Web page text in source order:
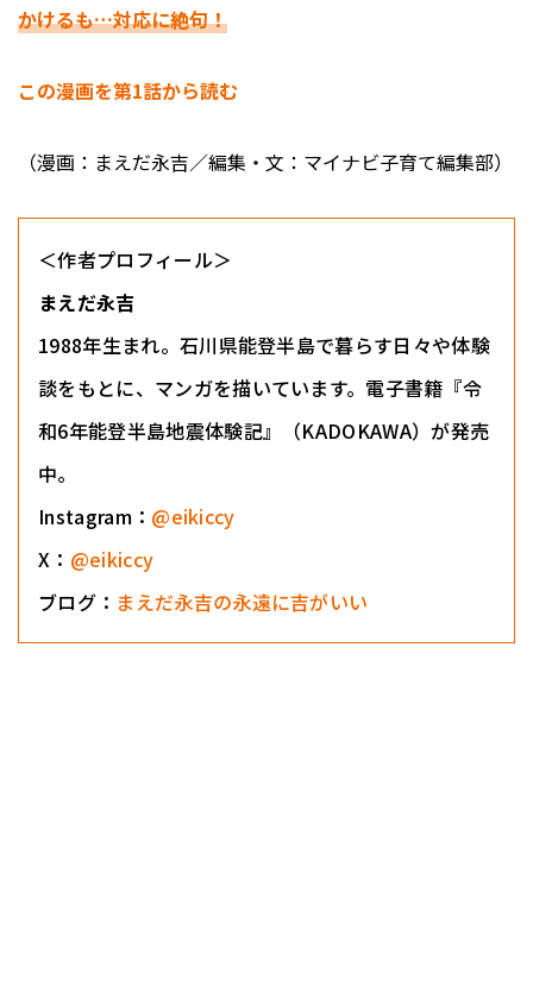
かけるも…対応に絶句！
この漫画を第1話から読む
（漫画：まえだ永吉／編集・文：マイナビ子育て編集部）
＜作者プロフィール＞
まえだ永吉
1988年生まれ。石川県能登半島で暮らす日々や体験
談をもとに、マンガを描いています。電子書籍『令
和6年能登半島地震体験記』（KADOKAWA）が発売
中。
Instagram： @eikiccy
X： @eikiccy
ブログ： まえだ永吉の永遠に吉がいい